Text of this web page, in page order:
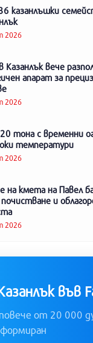
казанлъшки
2026
Казанлък вече
апарат за
2026
тона с временни
температури
2026
на кмета на Павел
и
2026
във
от 20 000